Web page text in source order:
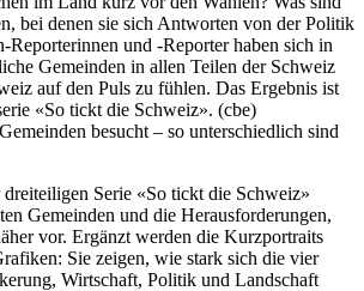
bei denen sie sich Antworten von der Politik
Reporterinnen und -Reporter haben sich in
Gemeinden in allen Teilen der Schweiz
auf den Puls zu fühlen. Das Ergebnis ist
«So tickt die Schweiz». (cbe)
besucht – so unterschiedlich sind
dreiteiligen Serie «So tickt die Schweiz»
Gemeinden und die Herausforderungen,
vor. Ergänzt werden die Kurzportraits
Sie zeigen, wie stark sich die vier
Wirtschaft, Politik und Landschaft